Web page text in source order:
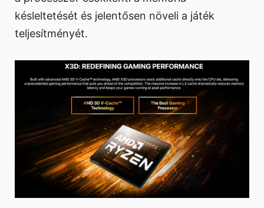
késleltetését és jelentősen növeli a játék
teljesítményét.